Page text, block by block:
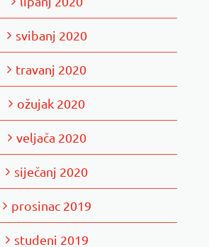
svibanj 2020
travanj 2020
ožujak 2020
veljača 2020
siječanj 2020
prosinac 2019
studeni 2019